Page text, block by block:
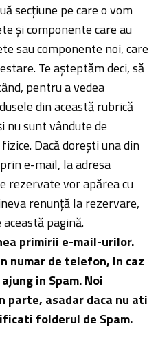
secțiune pe care o vom
și componente care au
sau componente noi, care
Te așteptăm deci, să
pentru a vedea
din această rubrică
nu sunt vândute de
Dacă dorești una din
e-mail, la adresa
rezervate vor apărea cu
renunță la rezervare,
pagină.
primirii e-mail-urilor.
numar de telefon, in caz
in Spam. Noi
parte, asadar daca nu ati
folderul de Spam.